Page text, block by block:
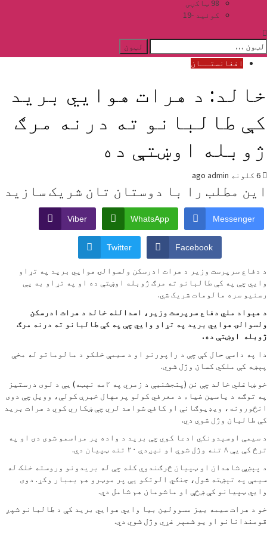
98 ټاکڼی
کوئید -19
افغانستــان
د هرات هوايي برید
طالبانو ته درنه مرګ
اوښتې ده
6 کلونه ago admin
مطلب را با دوستان تان شریک سازید
Viber WhatsApp Messenger
Twitter Facebook
دفاع سرپرست وزیر د هرات ادرسکن ولسوالۍ هوايي برید په تړاو
چې په کې طالبانو ته مرګ ژوبله اوښتې ده او په تړاو به یې
سره مالومات شریک شي.
هېواد ملي دفاع سرپرست وزیر، اسدالله خالد د هرات ادرسکن
هوايي برید په تړاو وايي چې په کې طالبانو ته درنه مرګ
اوښتې ده.
په داسې حال کې چې د راپورنو او د سیمې خلکو د مالوماتو له مخې
کې ملکي کسان وژل شوي.
خو ښاغلي خالد چې نن (پنجشنبې د زمري په ۲مه نېټه) یې د لوی درستیز
توګه د یاسین ضیاء د معرفي کولو پرمهال خبرې کولې، وویل چې دوی
ویډیوګانې او کافي شواهد لري چې ښکاري کوي د هرات برید
طالبان وژل شوي دي.
سیمې اوسېدونکي ادعا کوي چې برید د واده پر مراسمو شوی دی او په
یې ۸ تنه وژل شوي او نېږدې ۲۰ تنه ټپیان دي.
پېښې شاهدان او ټپیان څرګندوي کله چې له بریدونو وروسته خلک له
په تېښته شول، جنګي الوتکو یې پر موټرو هم بمبار وکړ. دوی
ټپیانو کې ښځې او ماشومان هم شامل دي.
د هرات سیمه ییز مسوولین بیا وايي هوايي برید کې د طالبانو شپږ
او یو شمېر غړي وژل شوي دي.